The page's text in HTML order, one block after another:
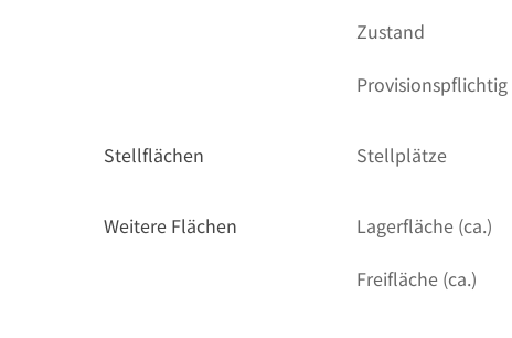
Zustand
Provisionspflichtig
Stellflächen Stellplätze
Weitere Flächen Lagerfläche (ca.)
Freifläche (ca.)